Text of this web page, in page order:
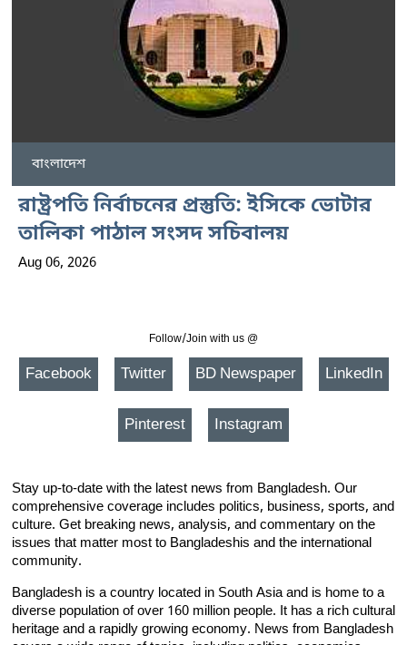
বাংলাদেশ
রাষ্ট্রপতি নির্বাচনের প্রস্তুতি: ইসিকে ভোটার
তালিকা পাঠাল সংসদ সচিবালয়
Aug 06, 2026
Follow/Join with us @
Facebook Twitter BD Newspaper LinkedIn
Pinterest Instagram
Stay up-to-date with the latest news from Bangladesh. Our
comprehensive coverage includes politics, business, sports, and
culture. Get breaking news, analysis, and commentary on the
issues that matter most to Bangladeshis and the international
community.
Bangladesh is a country located in South Asia and is home to a
diverse population of over 160 million people. It has a rich cultural
heritage and a rapidly growing economy. News from Bangladesh